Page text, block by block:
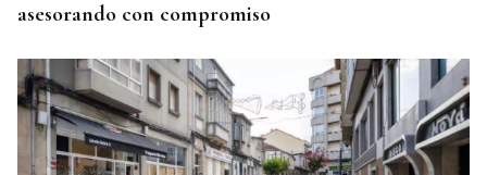
asesorando con compromiso